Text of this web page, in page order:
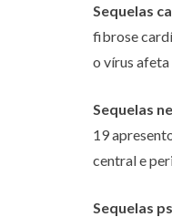
Sequelas
fibrose
o vírus afeta
Sequelas
19
central e
Sequelas